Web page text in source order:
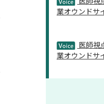
業オウンドサ
医師視
業オウンドサ